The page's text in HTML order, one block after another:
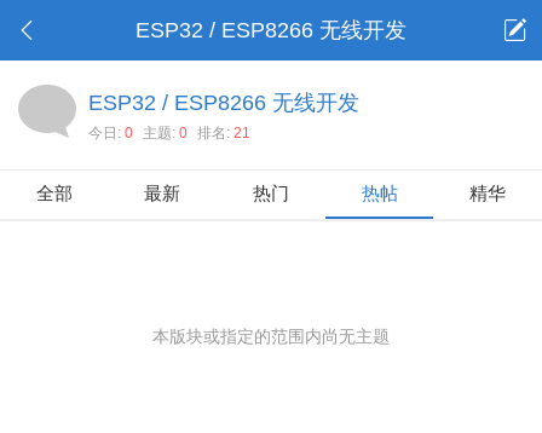
ESP32 / ESP8266 无线开发
ESP32 / ESP8266 无线开发
今日: 0 主题: 0 排名: 21
全部 最新 热门 热帖 精华
本版块或指定的范围内尚无主题